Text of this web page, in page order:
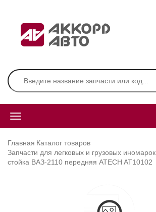
Главная Каталог товаров
Запчасти для легковых и грузовых иномарок
стойка ВАЗ-2110 передняя ATECH AT10102